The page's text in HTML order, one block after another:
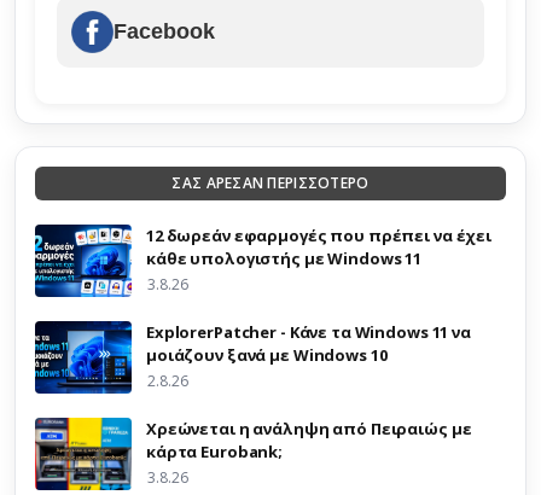
Facebook
ΣΑΣ ΑΡΕΣΑΝ ΠΕΡΙΣΣΟΤΕΡΟ
12 δωρεάν εφαρμογές που πρέπει να έχει
κάθε υπολογιστής με Windows 11
3.8.26
ExplorerPatcher - Κάνε τα Windows 11 να
μοιάζουν ξανά με Windows 10
2.8.26
Χρεώνεται η ανάληψη από Πειραιώς με
κάρτα Eurobank;
3.8.26